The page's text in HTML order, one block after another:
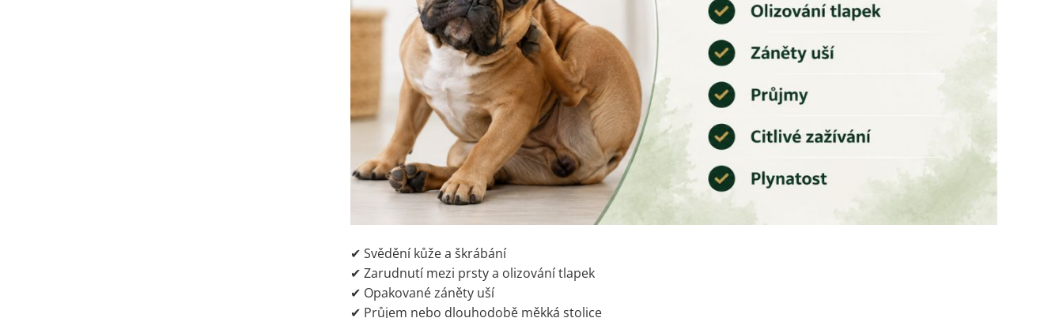
✔ Svědění kůže a škrábání
✔ Zarudnutí mezi prsty a olizování tlapek
✔ Opakované záněty uší
✔ Průjem nebo dlouhodobě měkká stolice